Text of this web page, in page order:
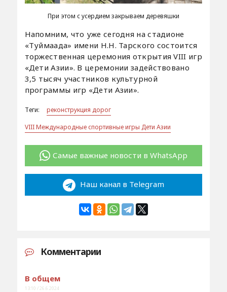
При этом с усердием закрываем деревяшки
Напомним, что уже сегодня на стадионе
«Туймаада» имени Н.Н. Тарского состоится
торжественная церемония открытия VIII игр
«Дети Азии». В церемонии задействовано
3,5 тысяч участников культурной
программы игр «Дети Азии».
Теги:
реконструкция дорог
VIII Международные спортивные игры Дети Азии
Самые важные новости в WhatsApp
Наш канал в Telegram
Комментарии
В общем
13:10 / 26.6.2024